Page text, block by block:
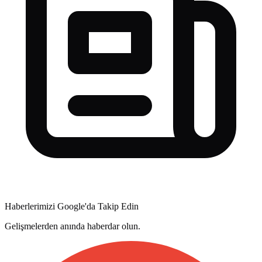
Haberlerimizi Google'da Takip Edin
Gelişmelerden anında haberdar olun.